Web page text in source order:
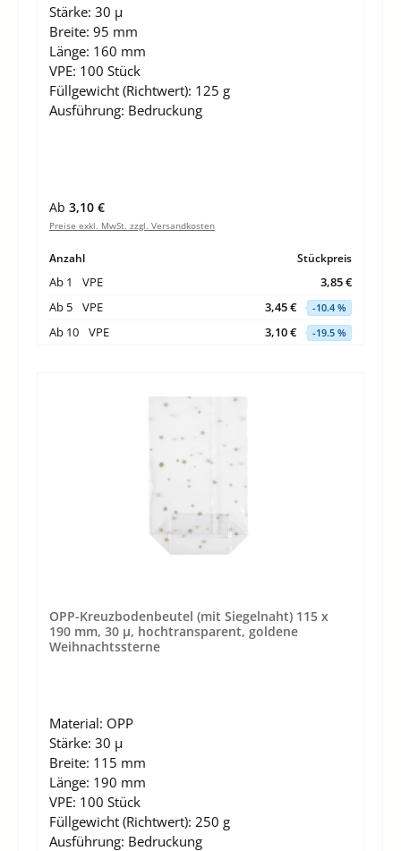
Stärke: 30 µ
Breite: 95 mm
Länge: 160 mm
VPE: 100 Stück
Füllgewicht (Richtwert): 125 g
Ausführung: Bedruckung
Regulärer Preis:
Ab 3,10 €
Preise exkl. MwSt. zzgl. Versandkosten
Anzahl Stückpreis
Ab 1 VPE
3,85 €
Ab 5 VPE 3,45 € -10.4 %
Ab 10 VPE 3,10 € -19.5 %
OPP-Kreuzbodenbeutel (mit Siegelnaht) 115 x
190 mm, 30 µ, hochtransparent, goldene
Weihnachtssterne
Material: OPP
Stärke: 30 µ
Breite: 115 mm
Länge: 190 mm
VPE: 100 Stück
Füllgewicht (Richtwert): 250 g
Ausführung: Bedruckung